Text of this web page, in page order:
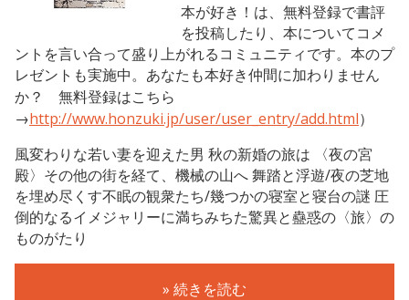
本が好き！は、無料登録で書評
を投稿したり、本についてコメ
ントを言い合って盛り上がれるコミュニティです。本のプ
レゼントも実施中。あなたも本好き仲間に加わりません
か？ 無料登録はこちら
→http://www.honzuki.jp/user/user_entry/add.html）
風変わりな若い妻を迎えた男 秋の新婚の旅は 〈夜の宮
殿〉その他の街を経て、機械の山へ 舞踏と浮遊/夜の芝地
を埋め尽くす不眠の観衆たち/幾つかの寝室と寝台の謎 圧
倒的なるイメジャリーに満ちみちた驚異と蠱惑の〈旅〉の
ものがたり
» 続きを読む